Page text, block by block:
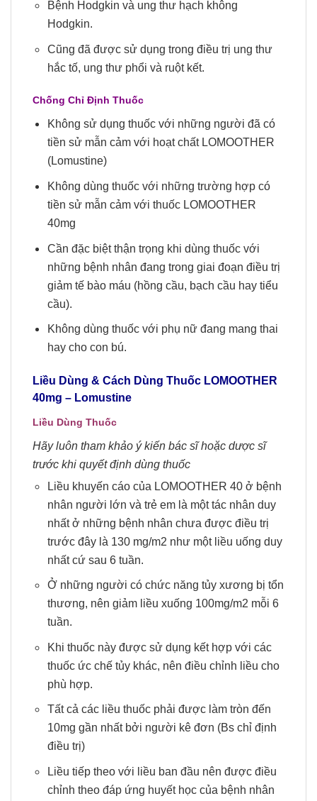
Bệnh Hodgkin và ung thư hạch không
Hodgkin.
Cũng đã được sử dụng trong điều trị ung thư
hắc tố, ung thư phổi và ruột kết.
Chống Chỉ Định Thuốc
Không sử dụng thuốc với những người đã có
tiền sử mẫn cảm với hoạt chất LOMOOTHER
(Lomustine)
Không dùng thuốc với những trường hợp có
tiền sử mẫn cảm với thuốc LOMOOTHER
40mg
Cần đặc biệt thận trọng khi dùng thuốc với
những bệnh nhân đang trong giai đoạn điều trị
giảm tế bào máu (hồng cầu, bạch cầu hay tiểu
cầu).
Không dùng thuốc với phụ nữ đang mang thai
hay cho con bú.
Liều Dùng & Cách Dùng Thuốc LOMOOTHER
40mg – Lomustine
Liều Dùng Thuốc
Hãy luôn tham khảo ý kiến bác sĩ hoặc dược sĩ
trước khi quyết định dùng thuốc
Liều khuyến cáo của LOMOOTHER 40 ở bệnh
nhân người lớn và trẻ em là một tác nhân duy
nhất ở những bệnh nhân chưa được điều trị
trước đây là 130 mg/m2 như một liều uống duy
nhất cứ sau 6 tuần.
Ở những người có chức năng tủy xương bị tổn
thương, nên giảm liều xuống 100mg/m2 mỗi 6
tuần.
Khi thuốc này được sử dụng kết hợp với các
thuốc ức chế tủy khác, nên điều chỉnh liều cho
phù hợp.
Tất cả các liều thuốc phải được làm tròn đến
10mg gần nhất bởi người kê đơn (Bs chỉ định
điều trị)
Liều tiếp theo với liều ban đầu nên được điều
chỉnh theo đáp ứng huyết học của bệnh nhân